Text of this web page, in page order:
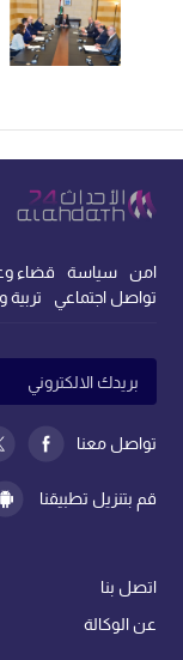
امن سياسة قضاء
تواصل اجتماعي
تربية
قم بتنزيل تطبيقنا
تواصل معنا
اتصل بنا
عن الوكالة